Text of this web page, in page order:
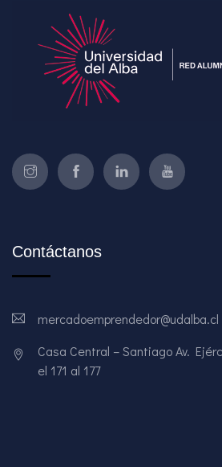
Contáctanos
mercadoemprendedor@udalba.cl
Casa Central – Santiago Av.
el 171 al 177